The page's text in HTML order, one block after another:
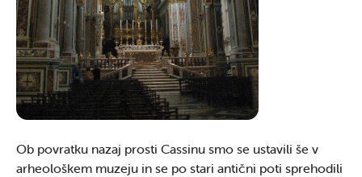
Ob povratku nazaj prosti Cassinu smo se ustavili še v
arheološkem muzeju in se po stari antični poti sprehodili